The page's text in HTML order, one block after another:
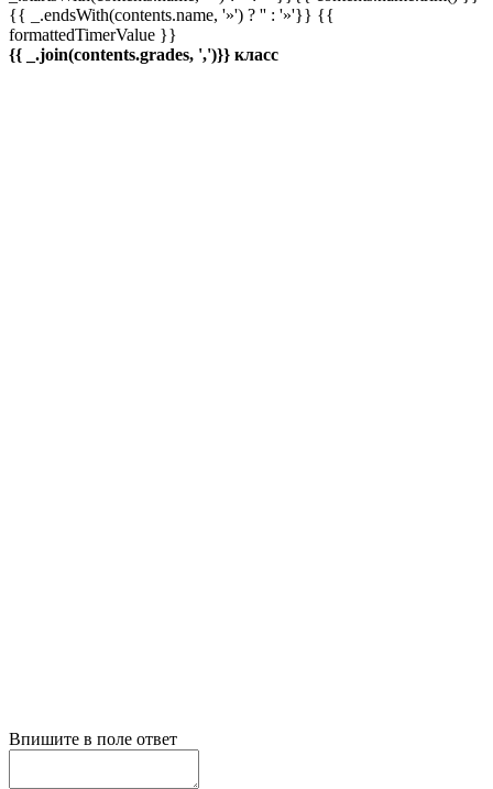
{{ _.endsWith(contents.name, '»') ? '' : '»'}} {{
formattedTimerValue }}
{{ _.join(contents.grades, ',')}} класс
Впишите в поле ответ